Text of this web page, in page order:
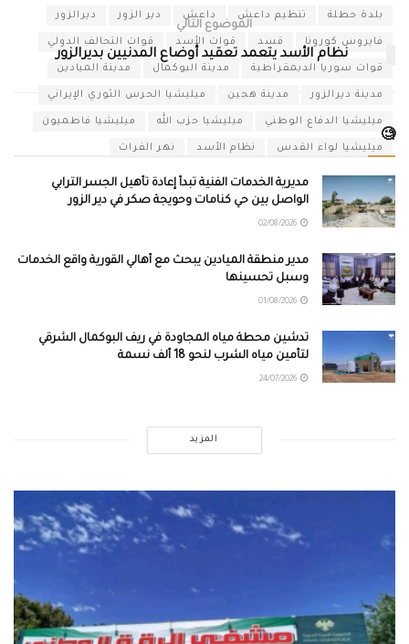
بلدة حطلة تنظيم داعش داعش دير الزور ديرالزور
فايروس كورونا قسد قوات الأسد قوات التحالف الدولي
قوات سوريا الديمقراطية مدينة البوكمال مدينة الميادين
مدينة ديرالزور مدينة هجين ميليشيا الحرس الثوري الإيراني
ميليشيا الدفاع الوطني ميليشيا حزب الله ميليشيا فاطميون
ميليشيا لواء القدس نظام الأسد نهر الفرات
الموضوع التالي
نظام الأسد يتعمد تعقيد أوضاع المدنيين بديرالزور
🧐
مديرية الخدمات الفنية تبدأ إعادة تأهيل الجسر الترابي
الواصل بين حي كنامات وحويجة صكر في دير الزور
مدير منطقة الميادين يبحث مع أهالي القورية واقع الخدمات
وسبل تحسينها
تدشين محطة مياه المجاودة في ريف البوكمال الشرقي
لتأمين مياه الشرب لنحو 18 ألف نسمة
المزيد